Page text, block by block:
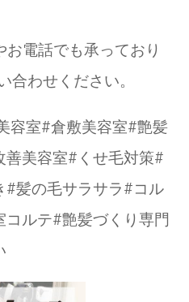
電話でも承っており
合わせください。
容室#倉敷美容室#艶髪
善美容室#くせ毛対策#
#髪の毛サラサラ#コル
ルテ#艶髪づくり専門